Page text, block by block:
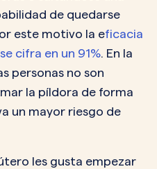
de quedarse
este motivo la eficacia
cifra en un 91%. En la
personas no son
la píldora de forma
un mayor riesgo de
les gusta empezar